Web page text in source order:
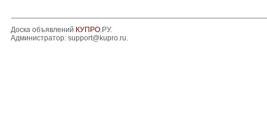
Доска объявлений КУПРО.РУ.
Администратор: support@kupro.ru.